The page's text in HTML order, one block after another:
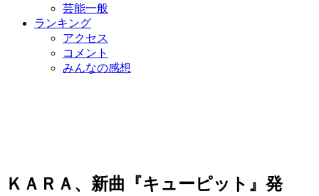
芸能一般
ランキング
アクセス
コメント
みんなの感想
ＫＡＲＡ、新曲『キューピット』発